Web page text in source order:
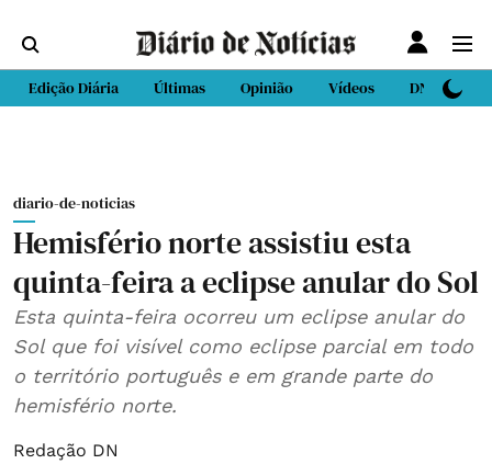
Edição Diária Últimas Opinião Vídeos DN Sport
diario-de-noticias
Hemisfério norte assistiu esta
quinta-feira a eclipse anular do Sol
Esta quinta-feira ocorreu um eclipse anular do
Sol que foi visível como eclipse parcial em todo
o território português e em grande parte do
hemisfério norte.
Redação DN